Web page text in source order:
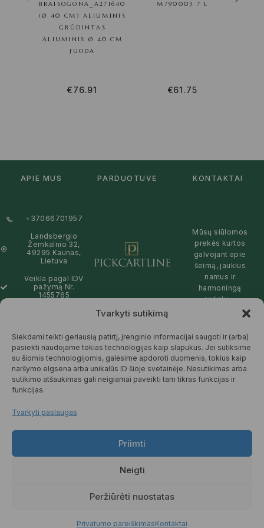
Tvarkyti sutikimą
Siekdami teikti geriausią patirtį, įrenginio informacijai saugoti ir (arba)
pasiekti naudojame tokias technologijas kaip slapukus. Jei sutiksime
su šiomis technologijomis, galėsime apdoroti duomenis, tokius kaip
naršymo elgsena arba unikalūs ID šioje svetainėje. Nesutikimas arba
sutikimo atšaukimas gali neigiamai paveikti tam tikras funkcijas ir
funkcijas.
Tvarkyti paslaugas
Priimti
Neigti
Peržiūrėti nuostatas
Privatumo pareiškimasKontaktai
BRAISOGONA_A271640
(Ø 40 CM) ALIUMINIS
GRŪDINTAS
ALIUMINIS Ø 40 CM
JUODA
€76.91
M790003 7 L
€61.75
APIE MUS PARDUOTUVĖ KONTAKTAI
+37066701957
Landsbergio
Žemkalnio 32,
49295 Kaunas,
Lietuva
Veikla pagal IDV
pažymą Nr.
1455765
09:00 - 19:00
Mūsų siūlomos
prekės kurtos
galvojant apie
šeimą, jaukius
namus ir
harmoningą
aplinką –
draugiškos tiek
Jums, tiek
gamtai.
DAUGIAU
© 2025 Pickcartline.com. Visos
teisės saugomos.
PREKIŲ KEITIMAS IR GRĄŽINIMAS